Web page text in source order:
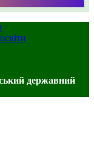
державний